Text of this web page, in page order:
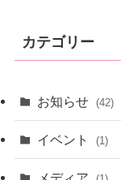
カテゴリー
お知らせ (42)
イベント (1)